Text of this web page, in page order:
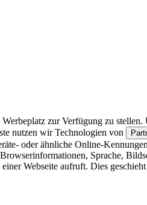
zur Verfügung zu stellen.
nutzen wir Technologien von
oder ähnliche Online-
Sprache,
Webseite aufruft. Dies